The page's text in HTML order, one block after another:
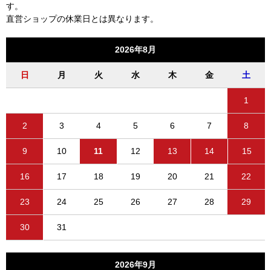
す。
直営ショップの休業日とは異なります。
2026年8月
日 月 火 水 木 金 土
1
2 3 4 5 6 7 8
9 10 11 12 13 14 15
16 17 18 19 20 21 22
23 24 25 26 27 28 29
30 31
2026年9月